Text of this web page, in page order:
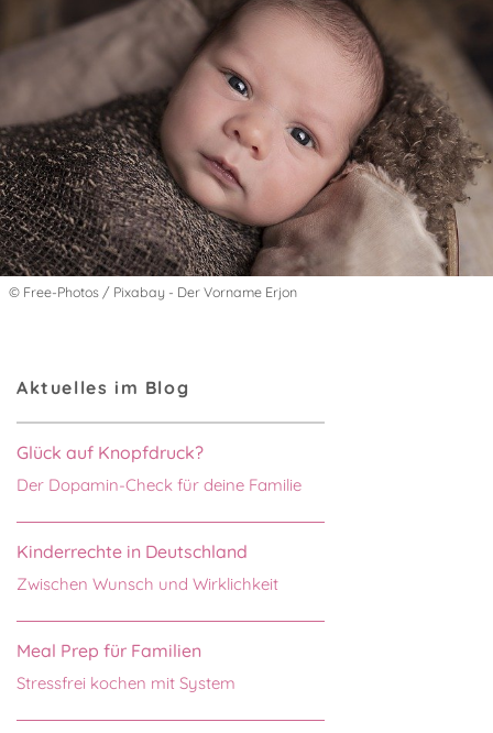
© Free-Photos / Pixabay - Der Vorname Erjon
Aktuelles im Blog
Glück auf Knopfdruck?
Der Dopamin-Check für deine Familie
Kinderrechte in Deutschland
Zwischen Wunsch und Wirklichkeit
Meal Prep für Familien
Stressfrei kochen mit System